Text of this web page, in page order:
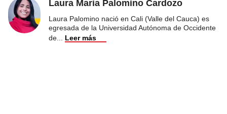
Laura Maria Palomino Cardozo
Laura Palomino nació en Cali (Valle del Cauca) es
egresada de la Universidad Autónoma de Occidente
de
Leer más